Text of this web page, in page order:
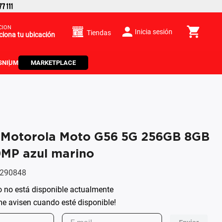
tu ubicación Tiendas Inicia sesión
NIUM MARKETPLACE
Moto G56 5G 256GB 8GB
azul marino
no está disponible actualmente